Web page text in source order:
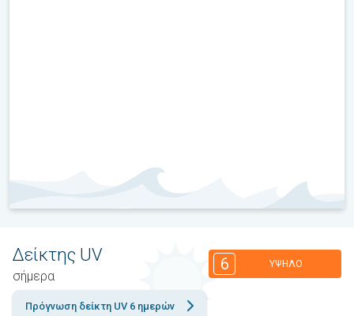
Δείκτης UV
σήμερα
6 ΥΨΗΛΌ
Πρόγνωση δείκτη UV 6 ημερών